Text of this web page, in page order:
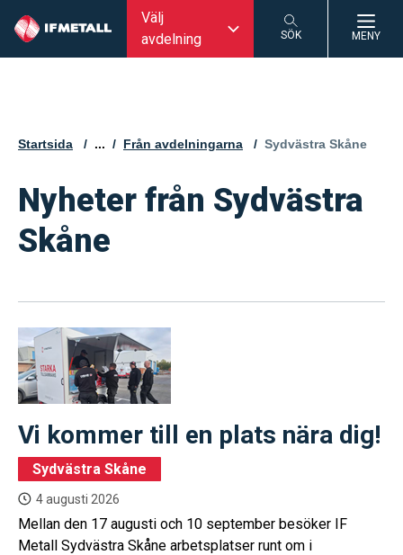
Välj
avdelning
SÖK MENY
Startsida ... Från avdelningarna Aktuell sida:
Sydvästra Skåne
Nyheter från Sydvästra
Skåne
Vi kommer till en plats nära dig!
Sydvästra Skåne
4 augusti 2026
Mellan den 17 augusti och 10 september besöker IF
Metall Sydvästra Skåne arbetsplatser runt om i